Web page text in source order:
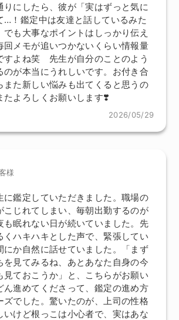
りにしたら、彼が「実はずっと気に
…！鑑定中は友達と話しているみた
でも大事なポイントはしっかり伝え
回メモが追いつかないくらい情報量
すよね笑 先生が自分のことのよう
のが本当にうれしいです。お付き合
また新しい悩みも出てくると思うの
たよろしくお願いします❣️
2026/05/29
様
に鑑定していただきました。職場の
こじれてしまい、毎朝出勤するのが
も眠れない日が続いていました。先
くハキハキとした声で、緊張してい
にか自然に話せていました。「まず
を見てみるね、あとあなた自身の今
見ておこうか」と、こちらがお願い
ん進めてくださって、鑑定の進め方
ズでした。驚いたのが、上司の性格
いけど根っこは小心者で、実はあな